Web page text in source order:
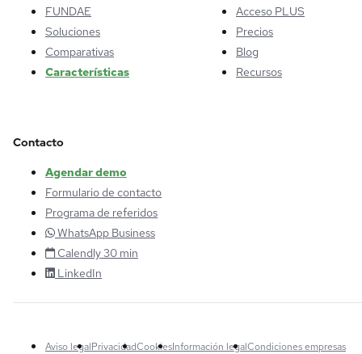
FUNDAE
Soluciones
Comparativas
Características
Acceso PLUS
Precios
Blog
Recursos
Contacto
Agendar demo
Formulario de contacto
Programa de referidos
WhatsApp Business
Calendly 30 min
LinkedIn
Aviso legalPrivacidadCookiesInformación legalCondiciones empresas